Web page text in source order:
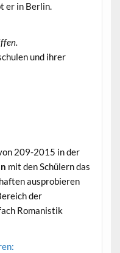
er in Berlin.
und ihrer
209-2015 in der
mit den Schülern das
ausprobieren
der
Romanistik